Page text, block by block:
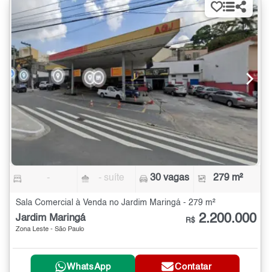
- - suíte 30 vagas 279 m²
Sala Comercial à Venda no Jardim Maringá - 279 m²
Jardim Maringá
Zona Leste - São Paulo
R$ 2.200.000
WhatsApp Contatar